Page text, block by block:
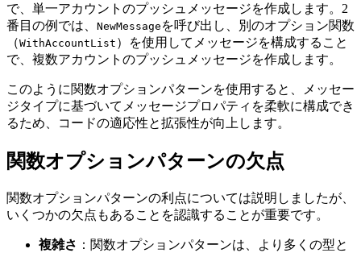
で、単一アカウントのプッシュメッセージを作成します。2
番目の例では、 NewMessage を呼び出し、別のオプション関数
（WithAccountList ）を使用してメッセージを構成すること
で、複数アカウントのプッシュメッセージを作成します。
このように関数オプションパターンを使用すると、メッセー
ジタイプに基づいてメッセージプロパティを柔軟に構成でき
るため、コードの適応性と拡張性が向上します。
関数オプションパターンの欠点
関数オプションパターンの利点については説明しましたが、
いくつかの欠点もあることを認識することが重要です。
複雑さ ：関数オプションパターンは、より多くの型と